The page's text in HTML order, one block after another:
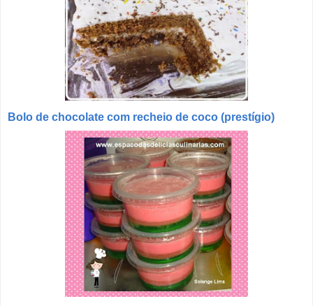
Bolo de chocolate com recheio de coco (prestígio)